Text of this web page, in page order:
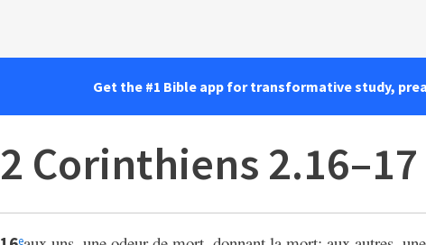
Get the #1 Bible app for transformative study,
2 Corinthiens 2.16–17
e